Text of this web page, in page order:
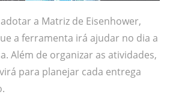
a Matriz de Eisenhower,
a ferramenta irá ajudar no dia a
Além de organizar as atividades,
para planejar cada entrega